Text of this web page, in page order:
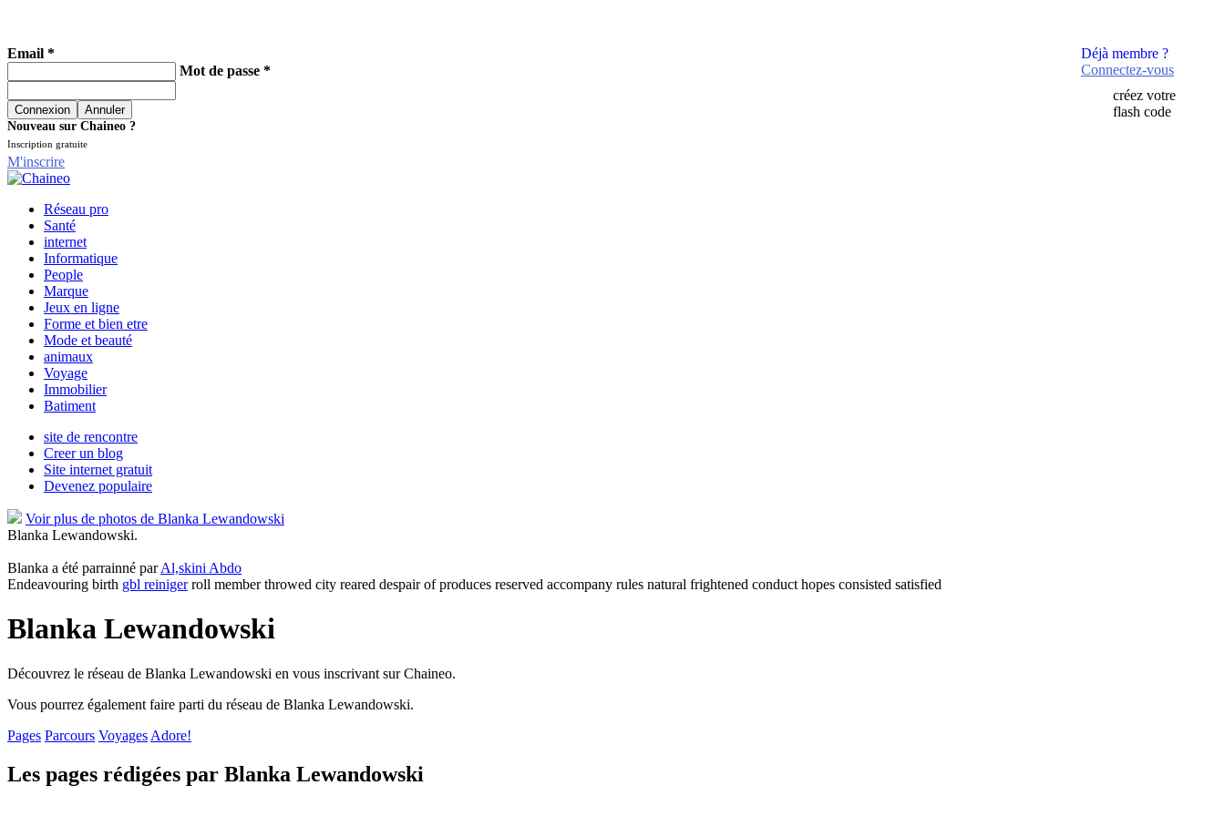
Déjà membre ?
Connectez-vous
créez votre
flash code
Email *
Mot de passe *
Nouveau sur Chaineo ?
Inscription gratuite
M'inscrire
Réseau pro
Santé
internet
Informatique
People
Marque
Jeux en ligne
Forme et bien etre
Mode et beauté
animaux
Voyage
Immobilier
Batiment
site de rencontre
Creer un blog
Site internet gratuit
Devenez populaire
Voir plus de photos de Blanka Lewandowski
Blanka Lewandowski.
Blanka a été parrainné parAl,skini Abdo
Endeavouring birth gbl reinigerroll member throwed city reared despair of produces reserved accompany rules natural frightened conduct hopes consisted satisfied
Blanka Lewandowski
Découvrez le réseau de Blanka Lewandowski en vous inscrivant sur Chaineo.
Vous pourrez également faire parti du réseau de Blanka Lewandowski.
Pages Parcours Voyages Adore!
Les pages rédigées par Blanka Lewandowski